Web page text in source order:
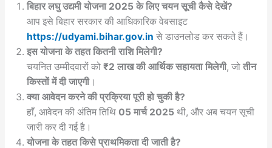
बिहार लघु उद्यमी योजना 2025 के लिए चयन सूची कैसे देखें?
आप इसे बिहार सरकार की आधिकारिक वेबसाइट
https://udyami.bihar.gov.in से डाउनलोड कर सकते हैं।
इस योजना के तहत कितनी राशि मिलेगी?
चयनित उम्मीदवारों को ₹2 लाख की आर्थिक सहायता मिलेगी, जो तीन
किस्तों में दी जाएगी।
क्या आवेदन करने की प्रक्रिया पूरी हो चुकी है?
हाँ, आवेदन की अंतिम तिथि 05 मार्च 2025 थी, और अब चयन सूची
जारी कर दी गई है।
योजना के तहत किसे प्राथमिकता दी जाती है?